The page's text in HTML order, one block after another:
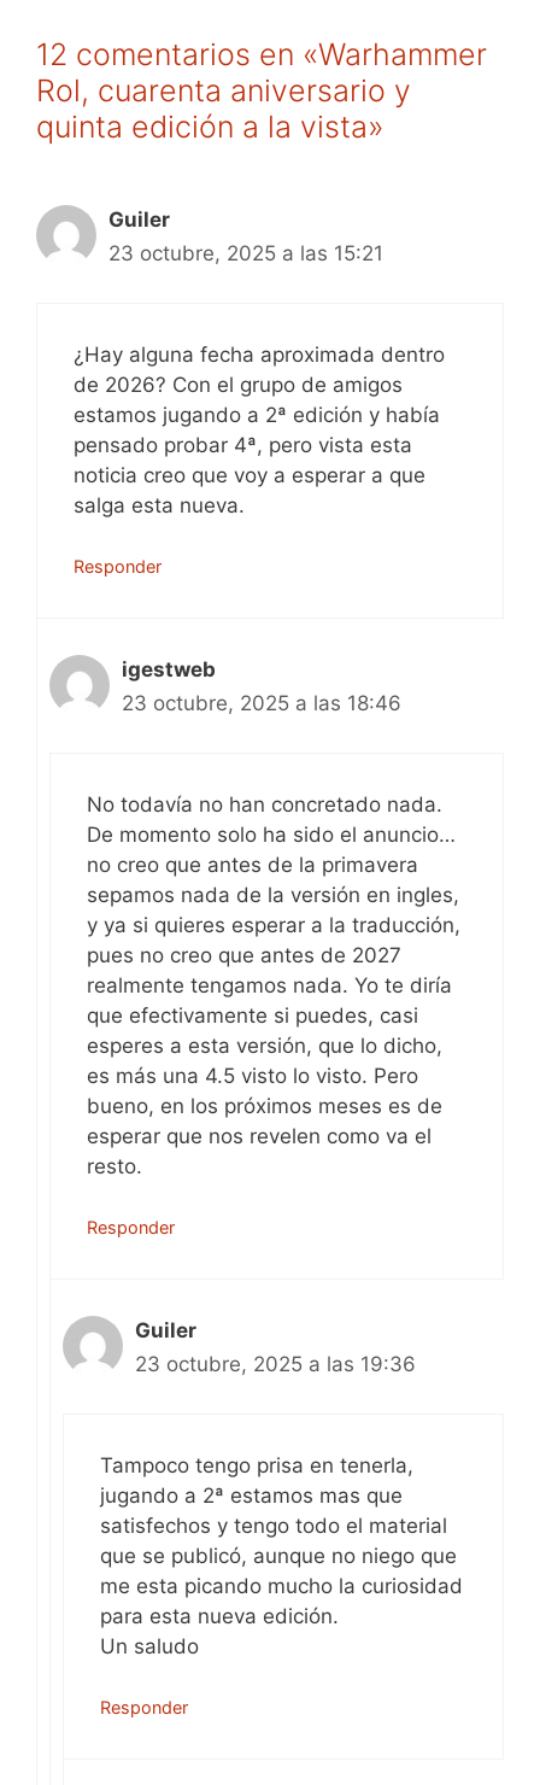
12 comentarios en «Warhammer
Rol, cuarenta aniversario y
quinta edición a la vista»
Guiler
23 octubre, 2025 a las 15:21
¿Hay alguna fecha aproximada dentro
de 2026? Con el grupo de amigos
estamos jugando a 2ª edición y había
pensado probar 4ª, pero vista esta
noticia creo que voy a esperar a que
salga esta nueva.
Responder
igestweb
23 octubre, 2025 a las 18:46
No todavía no han concretado nada.
De momento solo ha sido el anuncio…
no creo que antes de la primavera
sepamos nada de la versión en ingles,
y ya si quieres esperar a la traducción,
pues no creo que antes de 2027
realmente tengamos nada. Yo te diría
que efectivamente si puedes, casi
esperes a esta versión, que lo dicho,
es más una 4.5 visto lo visto. Pero
bueno, en los próximos meses es de
esperar que nos revelen como va el
resto.
Responder
Guiler
23 octubre, 2025 a las 19:36
Tampoco tengo prisa en tenerla,
jugando a 2ª estamos mas que
satisfechos y tengo todo el material
que se publicó, aunque no niego que
me esta picando mucho la curiosidad
para esta nueva edición.
Un saludo
Responder